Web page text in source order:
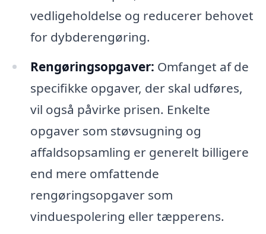
vedligeholdelse og reducerer behovet
for dybderengøring.
Rengøringsopgaver: Omfanget af de
specifikke opgaver, der skal udføres,
vil også påvirke prisen. Enkelte
opgaver som støvsugning og
affaldsopsamling er generelt billigere
end mere omfattende
rengøringsopgaver som
vinduespolering eller tæpperens.